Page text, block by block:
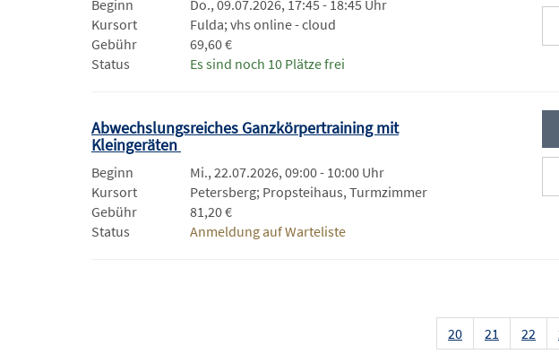
Beginn
Do., 09.07.2026, 17:45 - 18:45 Uhr
Kursort
Fulda; vhs online - cloud
Gebühr
69,60 €
Status
Es sind noch 10 Plätze frei
Abwechslungsreiches Ganzkörpertraining mit
Kleingeräten
Beginn
Mi., 22.07.2026, 09:00 - 10:00 Uhr
Kursort
Petersberg; Propsteihaus, Turmzimmer
Gebühr
81,20 €
Status
Anmeldung auf Warteliste
20 21 22